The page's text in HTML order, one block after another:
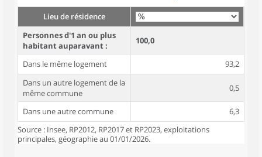
Lieu de résidence
Personnes d'1 an ou plus
habitant auparavant :
100,0
Dans le même logement
93,2
Dans un autre logement de la
même commune
0,5
Dans une autre commune
6,3
Source : Insee, RP2012, RP2017 et RP2023, exploitations
principales, géographie au 01/01/2026.